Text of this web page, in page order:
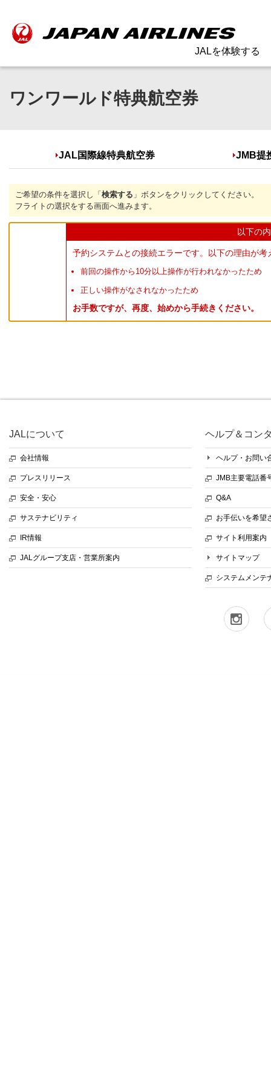
JALを体験する
ワンワールド特典航空券
JAL国際線特典航空券 JMB提
ご希望の条件を選択し「 検索する 」ボタンをクリックしてください。
フライトの選択をする画面へ進みます。
以下の
予約システムとの接続エラーです。以下の理由が考
前回の操作から10分以上操作が行われなかったため
正しい操作がなされなかったため
お手数ですが、再度、始めから手続きください。
JALについて
会社情報
プレスリリース
安全・安心
サステナビリティ
IR情報
JALグループ支店・営業所案内
ヘルプ＆コン
ヘルプ・お問い
JMB主要電話番
Q&A
お手伝いを希望
サイト利用案内
サイトマップ
システムメンテ